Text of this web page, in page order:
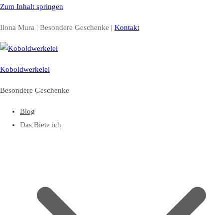
Zum Inhalt springen
Ilona Mura | Besondere Geschenke | Kontakt
Koboldwerkelei
Besondere Geschenke
Blog
Das Biete ich